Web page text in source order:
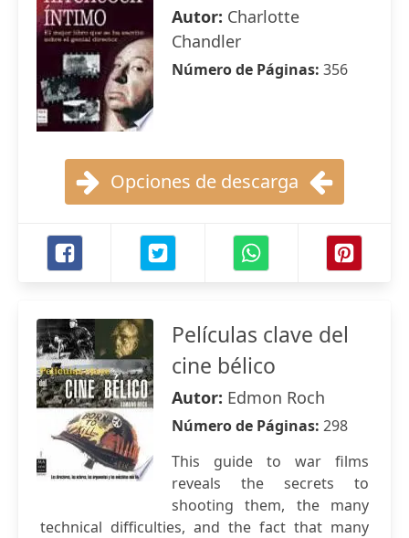
Autor: Charlotte
Chandler
Número de Páginas: 356
Opciones de descarga
Películas clave del
cine bélico
Autor: Edmon Roch
Número de Páginas: 298
This guide to war films
reveals the secrets to
shooting them, the many
technical difficulties, and the fact that many